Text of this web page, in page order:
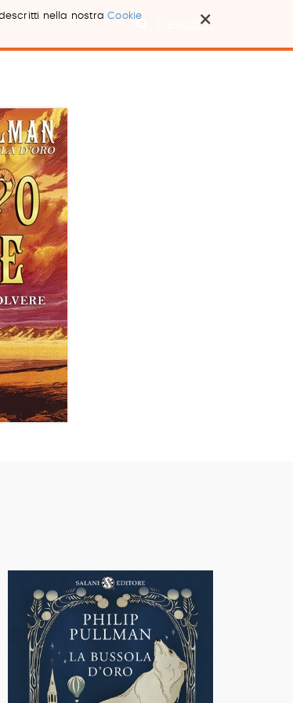
×
nella nostraCookie
Cerca ...